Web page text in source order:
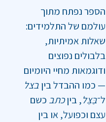
הספר נפתח מתוך
עולמם של התלמידים:
שאלות אמיתיות,
בלבולים נפוצים
ודוגמאות מחיי היומיום
— כמו ההבדל ביןבצל
ל־בַּצֵּל, ביןכתב כשם
עצם וכפועל, או בין